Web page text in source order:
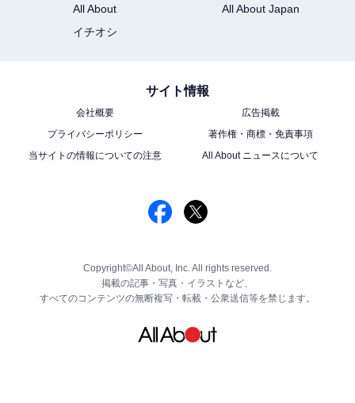
All About
All About Japan
イチオシ
サイト情報
会社概要
広告掲載
プライバシーポリシー
著作権・商標・免責事項
当サイトの情報についての注意
All About ニュースについて
Copyright©All About, Inc. All rights reserved.
掲載の記事・写真・イラストなど、
すべてのコンテンツの無断複写・転載・公衆送信等を禁じます。